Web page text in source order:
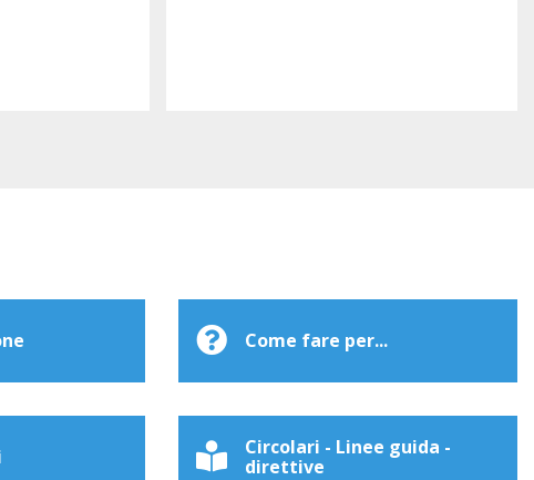
Come fare per...
Circolari - Linee guida -
direttive